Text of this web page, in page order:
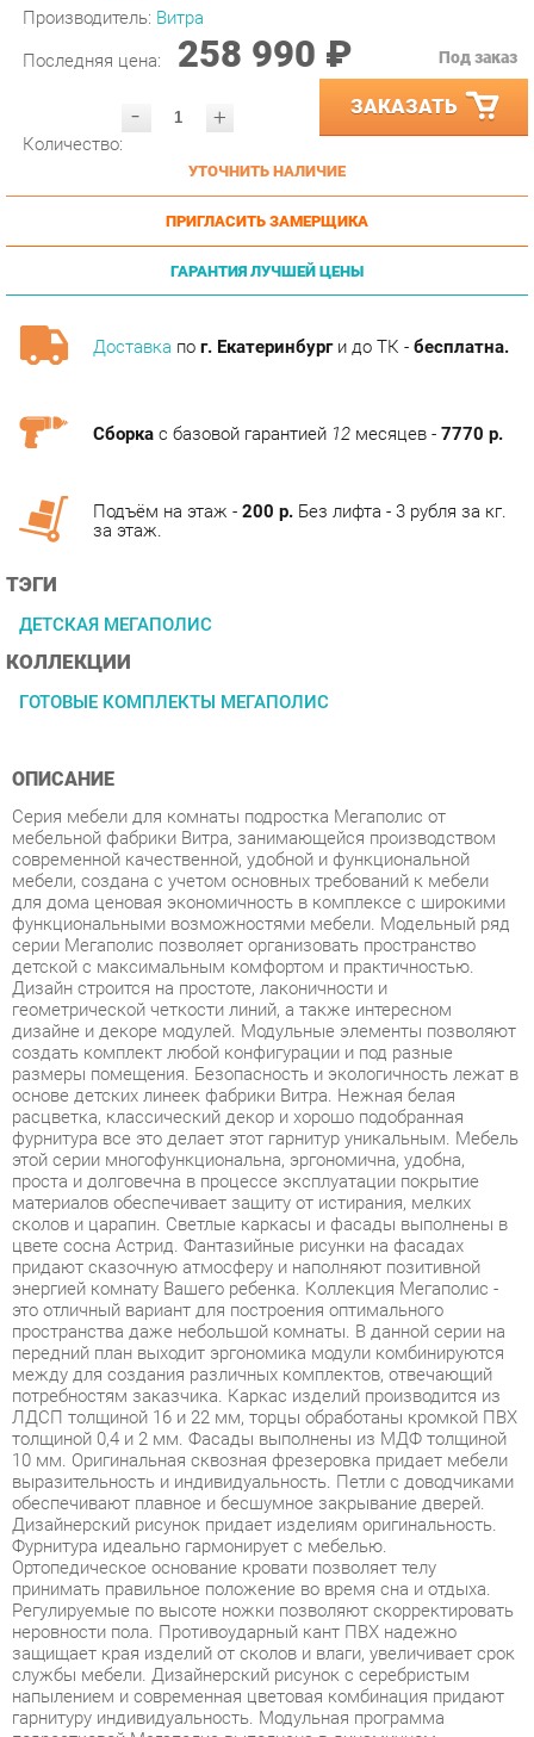
Последняя цена: 258 990 ₽
- ЗАКАЗАТЬ
УТОЧНИТЬ НАЛИЧИЕ
ПРИГЛАСИТЬ ЗАМЕРЩИКА
ГАРАНТИЯ ЛУЧШЕЙ ЦЕНЫ
Доставкапог. Екатеринбурги до ТК -бесплатна.
ТЭГИ
КОЛЛЕКЦИИ
ГОТОВЫЕ КОМПЛЕКТЫ МЕГАПОЛИС
ОПИСАНИЕ
мебельной фабрики Витра, занимающейся производством
современной качественной, удобной и функциональной
мебели, создана с учетом основных требований к мебели
для дома ценовая экономичность в комплексе с широкими
функциональными возможностями мебели. Модельный ряд
серии Мегаполис позволяет организовать пространство
детской с максимальным комфортом и практичностью.
Дизайн строится на простоте, лаконичности и
геометрической четкости линий, а также интересном
дизайне и декоре модулей. Модульные элементы позволяют
создать комплект любой конфигурации и под разные
размеры помещения. Безопасность и экологичность лежат в
основе детских линеек фабрики Витра. Нежная белая
расцветка, классический декор и хорошо подобранная
фурнитура все это делает этот гарнитур уникальным. Мебель
этой серии многофункциональна, эргономична, удобна,
проста и долговечна в процессе эксплуатации покрытие
материалов обеспечивает защиту от истирания, мелких
сколов и царапин. Светлые каркасы и фасады выполнены в
цвете сосна Астрид. Фантазийные рисунки на фасадах
придают сказочную атмосферу и наполняют позитивной
энергией комнату Вашего ребенка. Коллекция Мегаполис -
это отличный вариант для построения оптимального
пространства даже небольшой комнаты. В данной серии на
передний план выходит эргономика модули комбинируются
между для создания различных комплектов, отвечающий
потребностям заказчика. Каркас изделий производится из
ЛДСП толщиной 16 и 22 мм, торцы обработаны кромкой ПВХ
толщиной 0,4 и 2 мм. Фасады выполнены из МДФ толщиной
10 мм. Оригинальная сквозная фрезеровка придает мебели
выразительность и индивидуальность. Петли с доводчиками
обеспечивают плавное и бесшумное закрывание дверей.
Дизайнерский рисунок придает изделиям оригинальность.
Фурнитура идеально гармонирует с мебелью.
Ортопедическое основание кровати позволяет телу
принимать правильное положение во время сна и отдыха.
Регулируемые по высоте ножки позволяют скорректировать
неровности пола. Противоударный кант ПВХ надежно
защищает края изделий от сколов и влаги, увеличивает срок
службы мебели. Дизайнерский рисунок с серебристым
напылением и современная цветовая комбинация придают
гарнитуру индивидуальность. Модульная программа
подростковой Мегаполис выполнена в динамичном
современном стиле и подходит для разной возрастной
аудитории. Широкий модульный ряд позволяет создавать
многофункциональные интерьеры для подростков, где
спальня будет одновременно гостиной и кабинетом.